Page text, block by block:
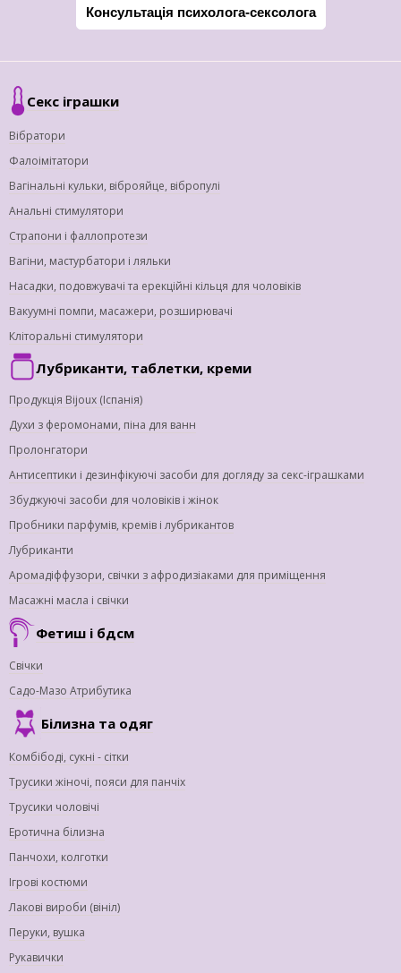
Консультація психолога-сексолога
Секс іграшки
Вібратори
Фалоімітатори
Вагінальні кульки, віброяйце, вібропулі
Анальні стимулятори
Страпони і фаллопротези
Вагіни, мастурбатори і ляльки
Насадки, подовжувачі та ерекційні кільця для чоловіків
Вакуумні помпи, масажери, розширювачі
Кліторальні стимулятори
Лубриканти, таблетки, креми
Продукція Bijoux (Іспанія)
Духи з феромонами, піна для ванн
Пролонгатори
Антисептики і дезинфікуючі засоби для догляду за секс-іграшками
Збуджуючі засоби для чоловіків і жінок
Пробники парфумів, кремів і лубрикантов
Лубриканти
Аромадіффузори, свічки з афродизіаками для приміщення
Масажні масла і свічки
Фетиш і бдсм
Свічки
Садо-Мазо Атрибутика
Білизна та одяг
Комбібоді, сукні - сітки
Трусики жіночі, пояси для панчіх
Трусики чоловічі
Еротична білизна
Панчохи, колготки
Ігрові костюми
Лакові вироби (вініл)
Перуки, вушка
Рукавички